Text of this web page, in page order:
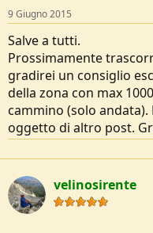
D
i
s
u
s
s
i
o
n
z
9 Giugno 2015
Salve a tutti.
Prossimamente
gradirei un consiglio
della zona con max
cammino (solo andata).
oggetto di altro post.
velinosirente